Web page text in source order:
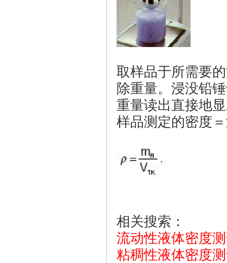
取样品于所需要
除重量。浸没铅
重量读出直接地
样品测定的密度
相关搜索：
流动性液体密度
粘稠性液体密度